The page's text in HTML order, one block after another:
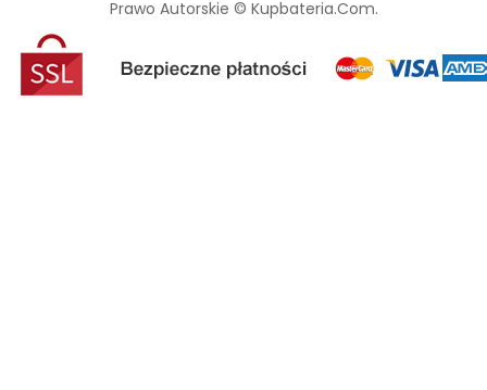
Prawo Autorskie © Kupbateria.com.